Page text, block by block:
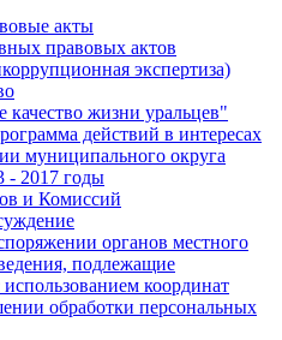
акты
правовых актов
экспертиза)
жизни уральцев"
действий в интересах
муниципального округа
- 2017 годы
и Комиссий
органов местного
подлежащие
координат
обработки персональных